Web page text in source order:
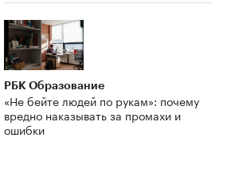
РБК Образование
«Не бейте людей по рукам»: почему
вредно наказывать за промахи и
ошибки